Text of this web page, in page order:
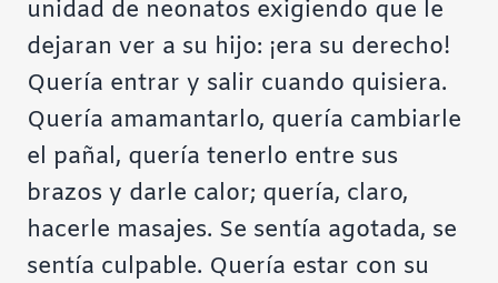
unidad de neonatos exigiendo que le
dejaran ver a su hijo: ¡era su derecho!
Quería entrar y salir cuando quisiera.
Quería amamantarlo, quería cambiarle
el pañal, quería tenerlo entre sus
brazos y darle calor; quería, claro,
hacerle masajes. Se sentía agotada, se
sentía culpable. Quería estar con su